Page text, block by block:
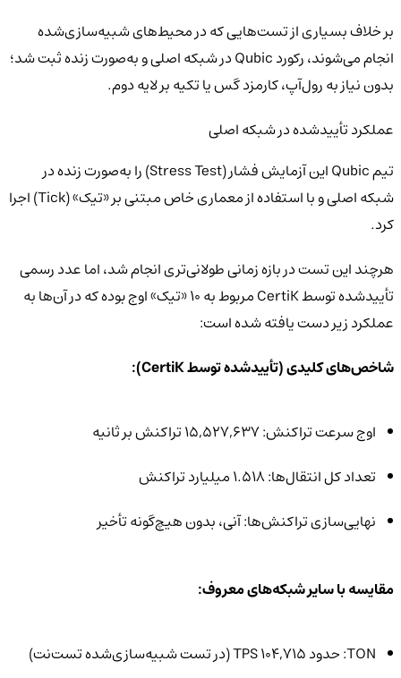
بر خلاف بسیاری از تست‌هایی که در محیط‌های شبیه‌سازی‌شده
انجام می‌شوند، رکورد Qubic در شبکه اصلی و به‌صورت زنده ثبت شد؛
بدون نیاز به رول‌آپ، کارمزد گس یا تکیه بر لایه دوم.
عملکرد تأییدشده در شبکه اصلی
تیم Qubic این آزمایش فشار (Stress Test) را به‌صورت زنده در
شبکه اصلی و با استفاده از معماری خاص مبتنی بر «تیک» (Tick) اجرا
کرد.
هرچند این تست در بازه زمانی طولانی‌تری انجام شد، اما عدد رسمی
تأییدشده توسط CertiK مربوط به ۱۰ «تیک» اوج بوده که در آن‌ها به
عملکرد زیر دست یافته شده است:
شاخص‌های کلیدی (تأییدشده توسط CertiK):
اوج سرعت تراکنش: ۱۵,۵۲۷,۶۳۷ تراکنش بر ثانیه
تعداد کل انتقال‌ها: ۱.۵۱۸ میلیارد تراکنش
نهایی‌سازی تراکنش‌ها: آنی، بدون هیچ‌گونه تأخیر
مقایسه با سایر شبکه‌های معروف:
TON: حدود ۱۰۴,۷۱۵ TPS (در تست شبیه‌سازی‌شده تست‌نت)